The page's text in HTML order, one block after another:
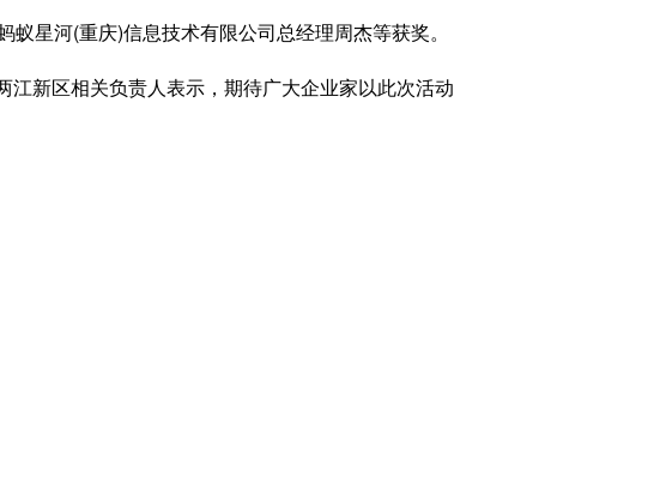
星河(重庆)信息技术有限公司总经理周杰等获奖。
新区相关负责人表示，期待广大企业家以此次活动